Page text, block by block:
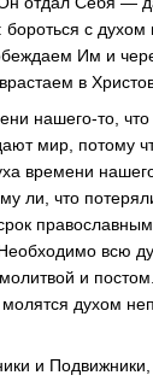
с
Им и
в
нашего-то,
мир, потому
времени
ли, что
всю
и
духом
и